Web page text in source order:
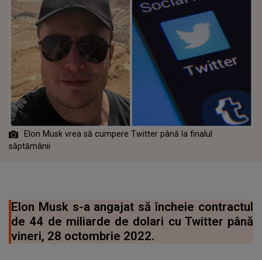
Elon Musk vrea să cumpere Twitter până la finalul
săptămânii
Elon Musk s-a angajat să încheie contractul
de 44 de miliarde de dolari cu Twitter până
vineri, 28 octombrie 2022.